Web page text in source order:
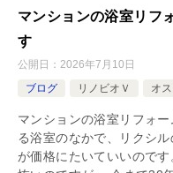
マンションの浴室リフ
す
公開日： 2026年7月10日
ブログ
リノビオＶ オ
マンションの浴室リフォ
る浴室のなかで、リクシ
が価格にたいていいので